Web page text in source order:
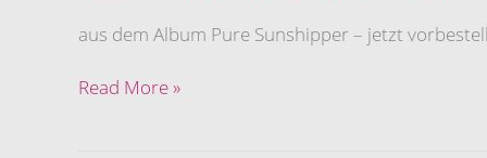
aus dem Album Pure Sunshipper – jetzt
Read More »